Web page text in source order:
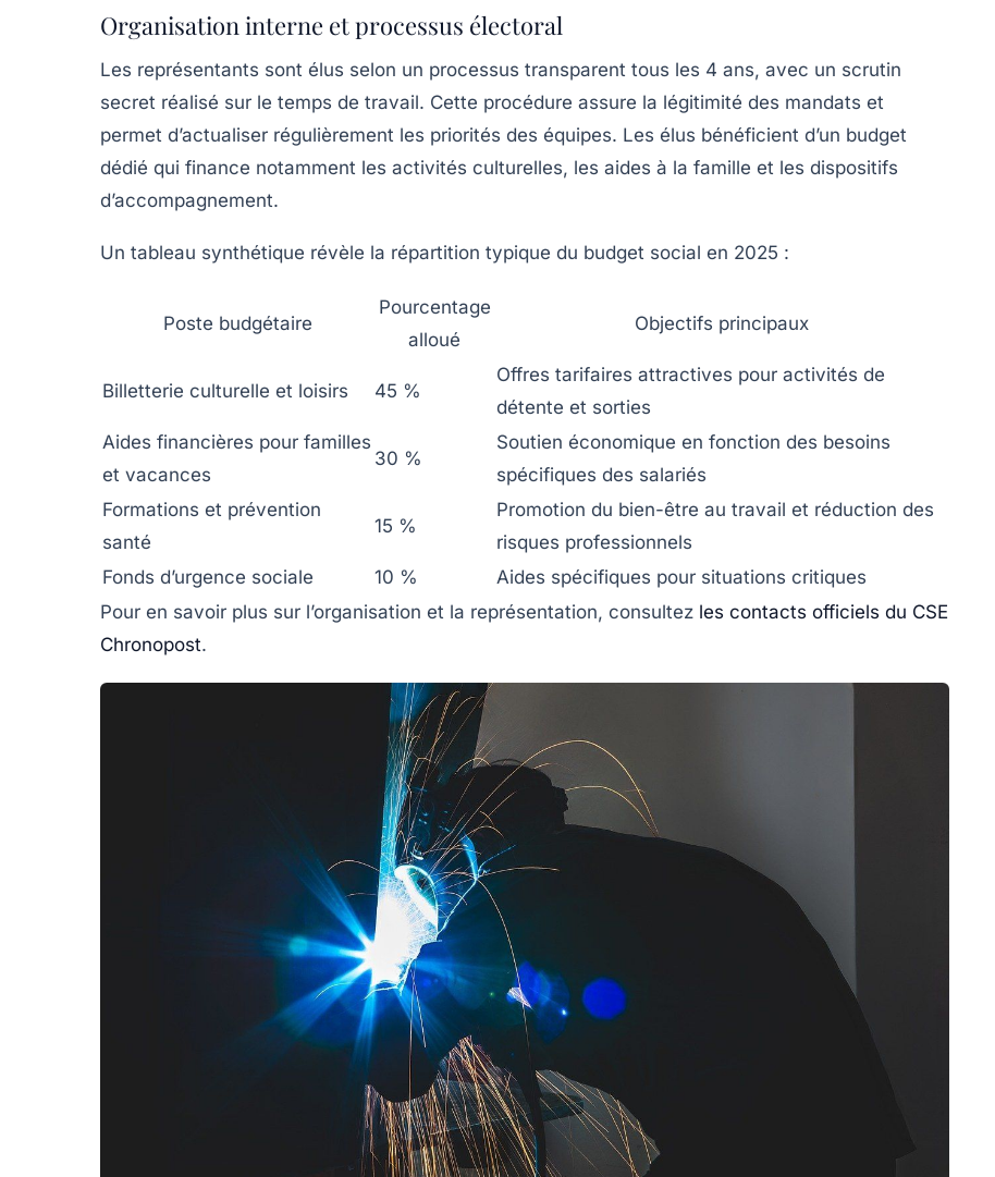
Organisation interne et processus électoral
Les représentants sont élus selon un processus transparent tous les 4 ans, avec un scrutin
secret réalisé sur le temps de travail. Cette procédure assure la légitimité des mandats et
permet d’actualiser régulièrement les priorités des équipes. Les élus bénéficient d’un budget
dédié qui finance notamment les activités culturelles, les aides à la famille et les dispositifs
d’accompagnement.
Un tableau synthétique révèle la répartition typique du budget social en 2025 :
Poste budgétaire
Pourcentage
alloué
Objectifs principaux
Billetterie culturelle et loisirs 45 %
Offres tarifaires attractives pour activités de
détente et sorties
Aides financières pour familles
et vacances
30 %
Soutien économique en fonction des besoins
spécifiques des salariés
Formations et prévention
santé
15 %
Promotion du bien-être au travail et réduction des
risques professionnels
Fonds d’urgence sociale
10 %
Aides spécifiques pour situations critiques
Pour en savoir plus sur l’organisation et la représentation, consultez les contacts officiels du CSE
Chronopost.